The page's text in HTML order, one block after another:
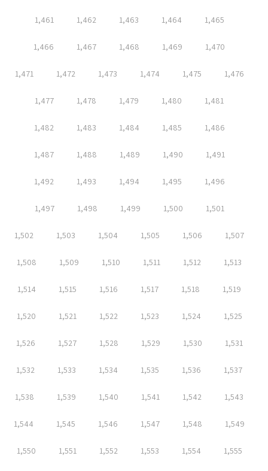
1,461 1,462 1,463 1,464 1,465
1,466 1,467 1,468 1,469 1,470
1,471 1,472 1,473 1,474 1,475 1,476
1,477 1,478 1,479 1,480 1,481
1,482 1,483 1,484 1,485 1,486
1,487 1,488 1,489 1,490 1,491
1,492 1,493 1,494 1,495 1,496
1,497 1,498 1,499 1,500 1,501
1,502 1,503 1,504 1,505 1,506 1,507
1,508 1,509 1,510 1,511 1,512 1,513
1,514 1,515 1,516 1,517 1,518 1,519
1,520 1,521 1,522 1,523 1,524 1,525
1,526 1,527 1,528 1,529 1,530 1,531
1,532 1,533 1,534 1,535 1,536 1,537
1,538 1,539 1,540 1,541 1,542 1,543
1,544 1,545 1,546 1,547 1,548 1,549
1,550 1,551 1,552 1,553 1,554 1,555